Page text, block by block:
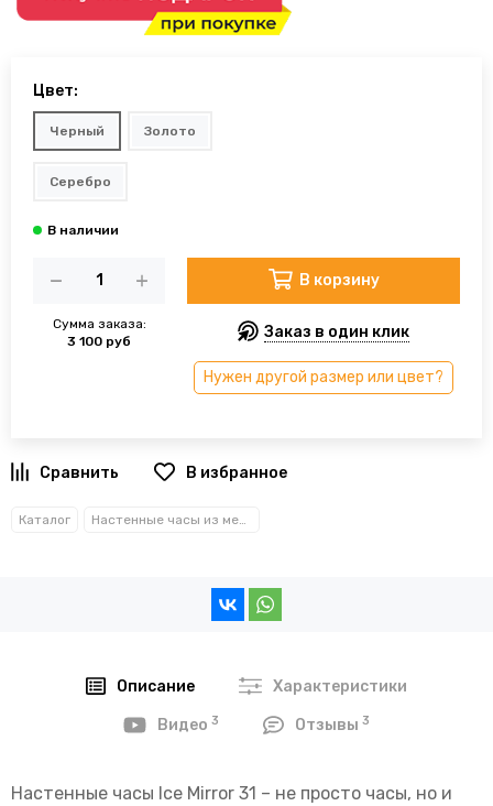
Цвет:
Черный Золото
Серебро
Сумма заказа:
3 100 руб
В корзину
Заказ в один клик
Нужен другой размер или цвет?
В избранное
Каталог
Описание Характеристики
Видео3 Отзывы 3
Настенные часы Ice Mirror 31 – не просто часы, но и